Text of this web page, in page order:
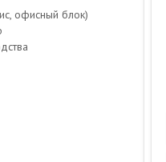
офисный блок)